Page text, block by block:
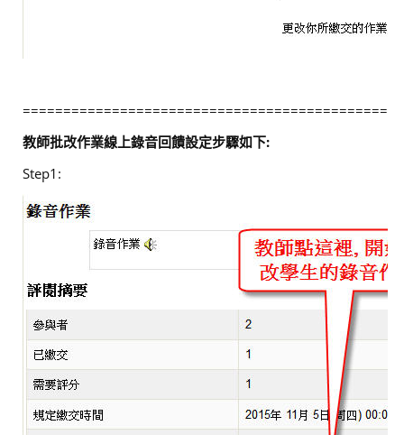
教師批改作業線上錄音回饋設定步驟如下:
Step1: